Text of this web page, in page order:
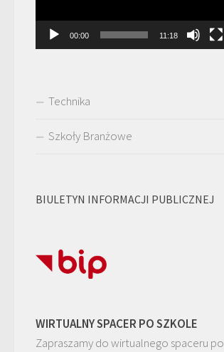
00:00 11:18
Technika
Szkoły Branżowe
BIULETYN INFORMACJI PUBLICZNEJ
WIRTUALNY SPACER PO SZKOLE
Zapraszamy do wirtualnego spaceru po